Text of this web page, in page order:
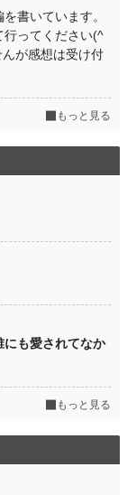
書いています。
行ってください(^
が感想は受け付
もっと見る
にも愛されてなか
もっと見る